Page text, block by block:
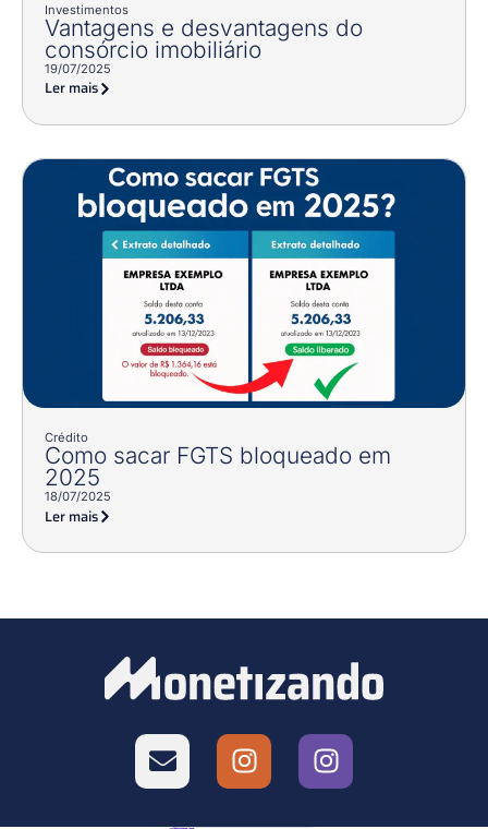
Investimentos
Vantagens e desvantagens do
consórcio imobiliário
19/07/2025
Ler mais
Crédito
Como sacar FGTS bloqueado em
2025
18/07/2025
Ler mais